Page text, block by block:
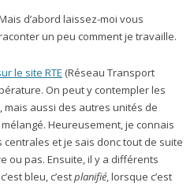
d’abord laissez-moi vous
un peu comment je travaille.
le site RTE (Réseau Transport
On peut y contempler les
aussi des autres unités de
Heureusement, je connais
et je sais donc tout de suite
ou pas. Ensuite, il y a différents
bleu, c’estplanifié, lorsque c’est